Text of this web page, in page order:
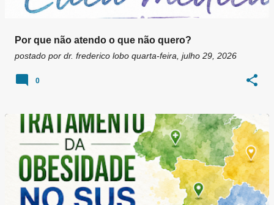
Por que não atendo o que não quero?
postado por dr. frederico lobo quarta-feira, julho 29, 2026
0